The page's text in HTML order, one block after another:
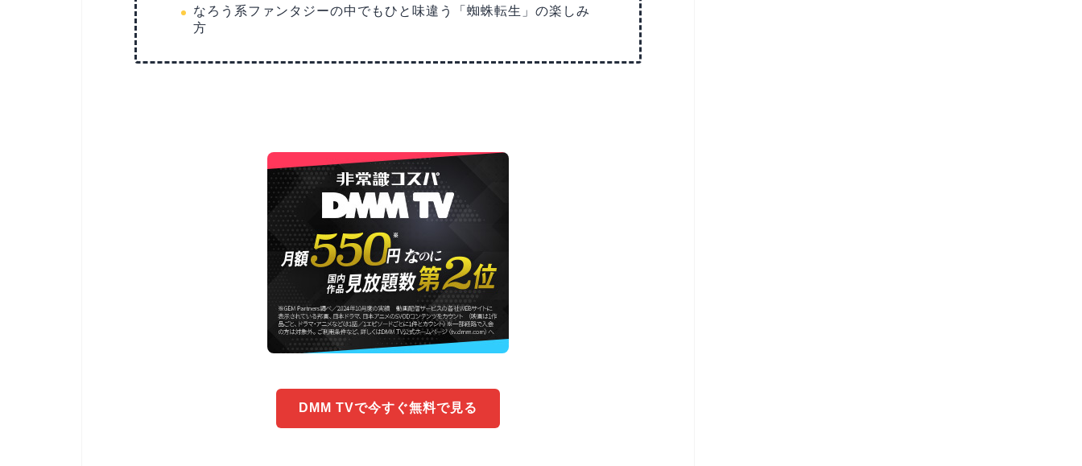
なろう系ファンタジーの中でもひと味違う「蜘蛛転生」の楽しみ
方
DMM TVで今すぐ無料で見る